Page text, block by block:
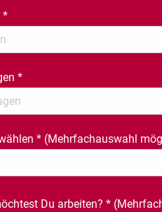
*
*
* (Mehrfachauswahl
Du arbeiten? *